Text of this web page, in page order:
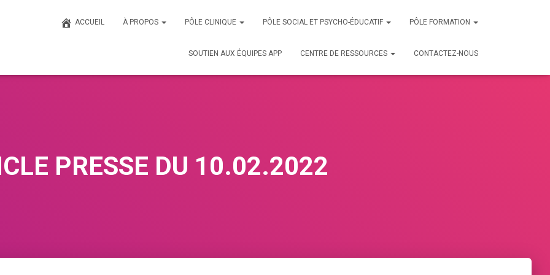
ACCUEIL À PROPOS PÔLE CLINIQUE PÔLE SOCIAL ET PSYCHO-ÉDUCATIF PÔLE FORMATION
SOUTIEN AUX ÉQUIPES APP CENTRE DE RESSOURCES CONTACTEZ-NOUS
PRESSE DU 10.02.2022